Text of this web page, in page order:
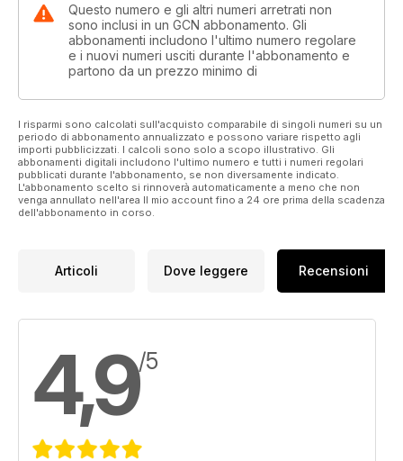
remembering the impact of Gerry McNamara.
We round out the magazine by bidding farewell to Michael
Brett, GCN’s departing Group Manager. Michael brought so
much to GCN over the past 18 months and we wish him the
best of luck in his exciting next venture!
This issue promises a wide variety of voices and captivating
reads, but one message remains the same: there is power in
unity. Collaboration is the key to success, whether it be in
creative endeavours, achieving safe spaces or changing the
state of a nation. We must not forget that there is still much to
for all.
Thank you, as always, for reading; we hope you enjoy!
Questo numero e gli altri numeri arretrati non
sono inclusi in un GCN abbonamento. Gli
abbonamenti includono l'ultimo numero regolare
e i nuovi numeri usciti durante l'abbonamento e
partono da un prezzo minimo di
I risparmi sono calcolati sull'acquisto comparabile di singoli numeri su un
periodo di abbonamento annualizzato e possono variare rispetto agli
importi pubblicizzati. I calcoli sono solo a scopo illustrativo. Gli
abbonamenti digitali includono l'ultimo numero e tutti i numeri regolari
pubblicati durante l'abbonamento, se non diversamente indicato.
L'abbonamento scelto si rinnoverà automaticamente a meno che non
venga annullato nell'area Il mio account fino a 24 ore prima della scadenza
dell'abbonamento in corso.
Articoli Dove leggere Recensioni
4,9/5